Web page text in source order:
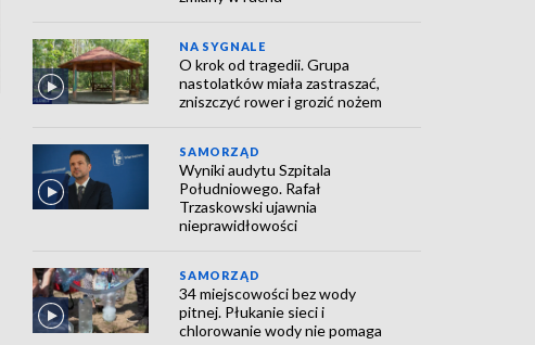
NA SYGNALE
O krok od tragedii. Grupa
nastolatków miała zastraszać,
zniszczyć rower i grozić nożem
SAMORZĄD
Wyniki audytu Szpitala
Południowego. Rafał
Trzaskowski ujawnia
nieprawidłowości
SAMORZĄD
34 miejscowości bez wody
pitnej. Płukanie sieci i
chlorowanie wody nie pomaga